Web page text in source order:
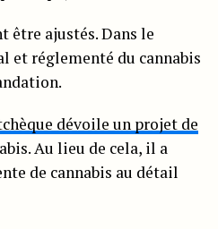
être ajustés. Dans le
et réglementé du cannabis
dévoile un projet de
Au lieu de cela, il a
de cannabis au détail